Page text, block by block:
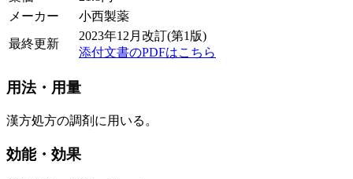
メーカー
小西製薬
最終更新
2023年12月改訂(第1版)
添付文書のPDFはこちら
用法・用量
漢方処方の調剤に用いる。
効能・効果